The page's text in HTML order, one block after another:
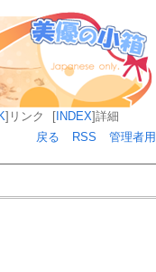
] リンク [ INDEX]詳細
戻る
RSS 管理者用